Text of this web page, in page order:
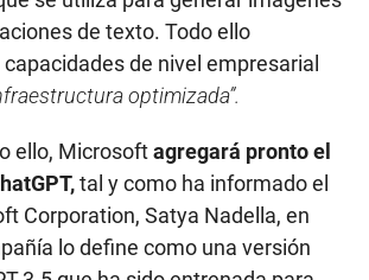
de texto. Todo ello
de nivel empresarial
optimizada”.
ello, Microsoftagregará pronto el
tal y como ha informado el
Corporation, Satya Nadella, en
lo define como una versión